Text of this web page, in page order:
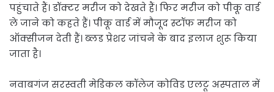
पहुंचाते हैं। डॉक्टर मरीज को देखते हैं। फिर मरीज को पीकू वार्ड
ले जाने को कहते हैं। पीकू वार्ड में मौजूद स्टॉफ मरीज को
ऑक्सीजन देती हैं। ब्लड प्रेशर जांचने के बाद इलाज शुरू किया
जाता है।
नवाबगंज सरस्वती मेडिकल कॉलेज कोविड एलटू अस्पताल में